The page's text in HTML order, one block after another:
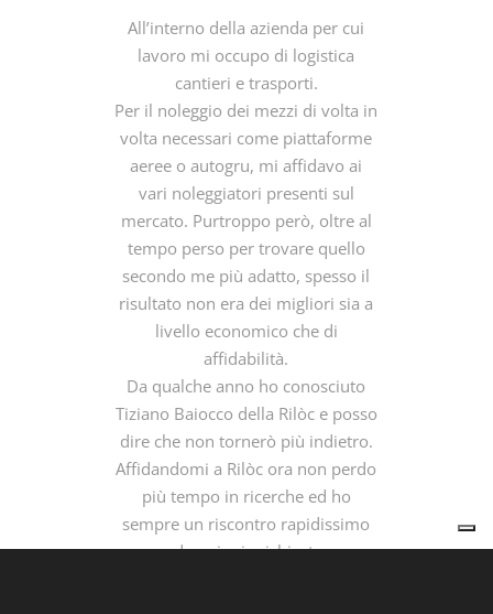
All’interno della azienda per cui
lavoro mi occupo di logistica
cantieri e trasporti.
Per il noleggio dei mezzi di volta in
volta necessari come piattaforme
aeree o autogru, mi affidavo ai
vari noleggiatori presenti sul
mercato. Purtroppo però, oltre al
tempo perso per trovare quello
secondo me più adatto, spesso il
risultato non era dei migliori sia a
livello economico che di
affidabilità.
Da qualche anno ho conosciuto
Tiziano Baiocco della Rilòc e posso
dire che non tornerò più indietro.
Affidandomi a Rilòc ora non perdo
più tempo in ricerche ed ho
sempre un riscontro rapidissimo
ad ogni mia richiesta.